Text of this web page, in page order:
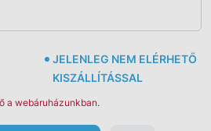
JELENLEG NEM ELÉRHETŐ
KISZÁLLÍTÁSSAL
a webáruházunkban.